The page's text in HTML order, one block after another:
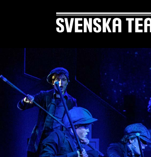
Suomi Svenska
OHJELMISTO & LIPUT
Ohjelmisto